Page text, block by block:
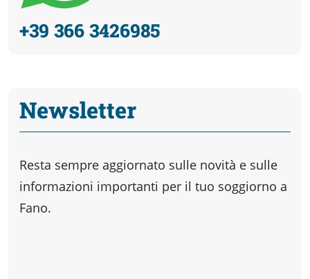
+39 366 3426985
Newsletter
Resta sempre aggiornato sulle novità e sulle
informazioni importanti per il tuo soggiorno a
Fano.